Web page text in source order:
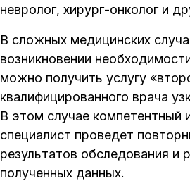
невролог, хирург-онколог и
В сложных медицинских
возникновении
можно получить услугу
квалифицированного врача
В этом случае компетентный
специалист проведет
результатов обследования и
полученных данных.